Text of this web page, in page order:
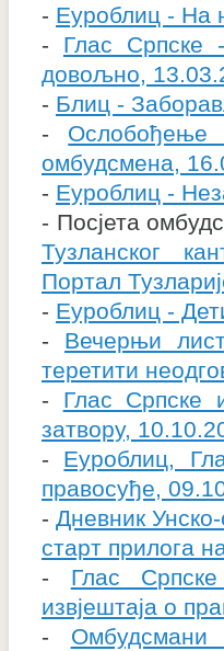
- Еуроблиц - На
- Глас Српске
довољно,
- Блиц -
- Ослобођење
омбудсмена,
- Еуроблиц -
- Посјета
Тузланског
Портал
- Еуроблиц -
- Вечерњи
теретити
- Глас Српске
затвору,
- Еуроблиц,
правосуђе,
-Дневник
старт прилога
- Глас
извјештаја о
-